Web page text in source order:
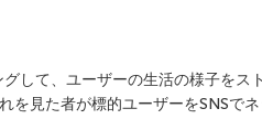
して、ユーザーの生活の様子をス
を見た者が標的ユーザーをSNSで